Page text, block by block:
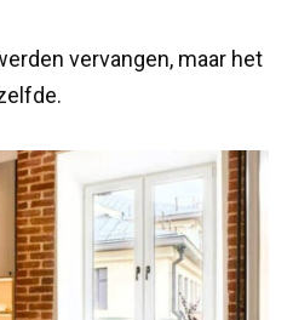
vervangen, maar het